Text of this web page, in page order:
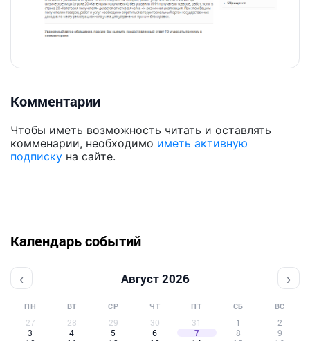
Комментарии
Чтобы иметь возможность читать и оставлять
комменарии, необходимо иметь активную
подписку на сайте.
Календарь событий
‹ Август 2026 ›
ПН ВТ СР ЧТ ПТ СБ ВС
27 28 29 30 31 1
2
3
4 5 6 7 8
9